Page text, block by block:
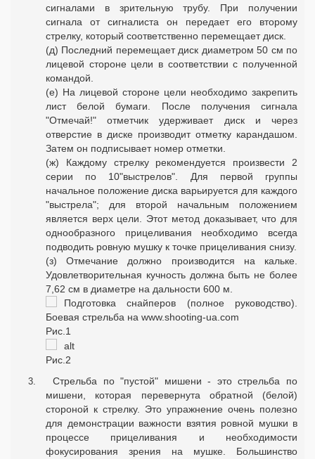
сигналами в зрительную трубу. При получении
сигнала от сигналиста он передает его второму
стрелку, который соответственно перемещает диск.
(д) Последний перемещает диск диаметром 50 см по
лицевой стороне цели в соответствии с полученной
командой.
(е) На лицевой стороне цели необходимо закрепить
лист белой бумаги. После получения сигнала
"Отмечай!" отметчик удерживает диск и через
отверстие в диске производит отметку карандашом.
Затем он подписывает номер отметки.
(ж) Каждому стрелку рекомендуется произвести 2
серии по 10"выстрелов". Для первой группы
начальное положение диска варьируется для каждого
"выстрела"; для второй начальным положением
является верх цели. Этот метод доказывает, что для
однообразного прицеливания необходимо всегда
подводить ровную мушку к точке прицеливания снизу.
(з) Отмечание должно производится на кальке.
Удовлетворительная кучность должна быть не более
7,62 см в диаметре на дальности 600 м.
Рис.1
Рис.2
Стрельба по "пустой" мишени - это стрельба по
мишени, которая перевернута обратной (белой)
стороной к стрелку. Это упражнение очень полезно
для демонстрации важности взятия ровной мушки в
процессе прицеливания и необходимости
фокусирования зрения на мушке. Большинство